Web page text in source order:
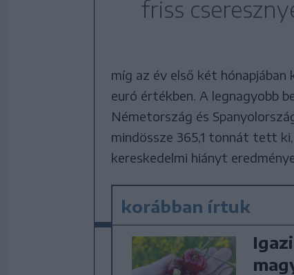
friss
míg az év első két hónapjában
euró értékben. A legnagyobb
Németország és
mindössze 365,1 tonnát tett ki,
kereskedelmi hiányt
korábban írtuk